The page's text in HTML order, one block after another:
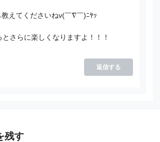
えてくださいねv(￣∇￣)ﾆﾔｯ
さらに楽しくなりますよ！！！
返信する
残す